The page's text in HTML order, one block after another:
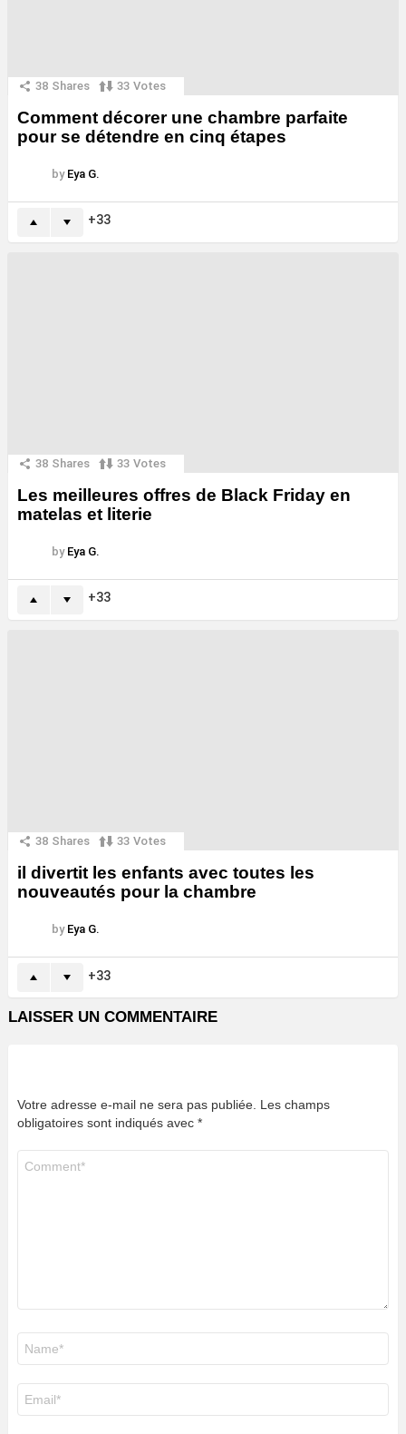
38 Shares 33 Votes
Comment décorer une chambre parfaite
pour se détendre en cinq étapes
by Eya G.
33
38 Shares 33 Votes
Les meilleures offres de Black Friday en
matelas et literie
by Eya G.
33
38 Shares 33 Votes
il divertit les enfants avec toutes les
nouveautés pour la chambre
by Eya G.
33
LAISSER UN COMMENTAIRE
Votre adresse e-mail ne sera pas publiée. Les champs
obligatoires sont indiqués avec *
mail
*